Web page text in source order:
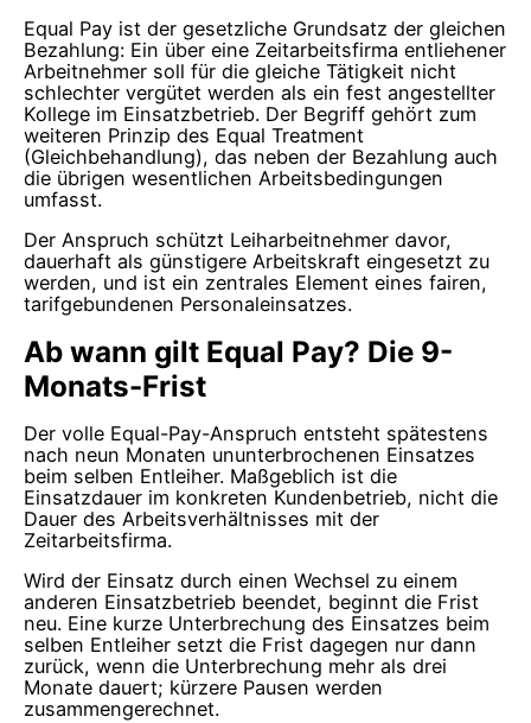
Equal Pay ist der gesetzliche Grundsatz der gleichen
Bezahlung: Ein über eine Zeitarbeitsfirma entliehener
Arbeitnehmer soll für die gleiche Tätigkeit nicht
schlechter vergütet werden als ein fest angestellter
Kollege im Einsatzbetrieb. Der Begriff gehört zum
weiteren Prinzip des Equal Treatment
(Gleichbehandlung), das neben der Bezahlung auch
die übrigen wesentlichen Arbeitsbedingungen
umfasst.
Der Anspruch schützt Leiharbeitnehmer davor,
dauerhaft als günstigere Arbeitskraft eingesetzt zu
werden, und ist ein zentrales Element eines fairen,
tarifgebundenen Personaleinsatzes.
Ab wann gilt Equal Pay? Die 9-
Monats-Frist
Der volle Equal-Pay-Anspruch entsteht spätestens
nach neun Monaten ununterbrochenen Einsatzes
beim selben Entleiher. Maßgeblich ist die
Einsatzdauer im konkreten Kundenbetrieb, nicht die
Dauer des Arbeitsverhältnisses mit der
Zeitarbeitsfirma.
Wird der Einsatz durch einen Wechsel zu einem
anderen Einsatzbetrieb beendet, beginnt die Frist
neu. Eine kurze Unterbrechung des Einsatzes beim
selben Entleiher setzt die Frist dagegen nur dann
zurück, wenn die Unterbrechung mehr als drei
Monate dauert; kürzere Pausen werden
zusammengerechnet.